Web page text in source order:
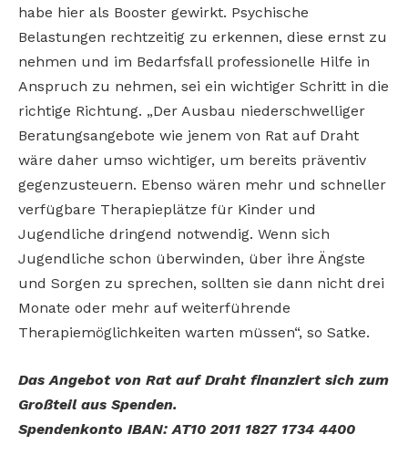
habe hier als Booster gewirkt. Psychische
Belastungen rechtzeitig zu erkennen, diese ernst zu
nehmen und im Bedarfsfall professionelle Hilfe in
Anspruch zu nehmen, sei ein wichtiger Schritt in die
richtige Richtung. „Der Ausbau niederschwelliger
Beratungsangebote wie jenem von Rat auf Draht
wäre daher umso wichtiger, um bereits präventiv
gegenzusteuern. Ebenso wären mehr und schneller
verfügbare Therapieplätze für Kinder und
Jugendliche dringend notwendig. Wenn sich
Jugendliche schon überwinden, über ihre Ängste
und Sorgen zu sprechen, sollten sie dann nicht drei
Monate oder mehr auf weiterführende
Therapiemöglichkeiten warten müssen“, so Satke.
Das Angebot von Rat auf Draht finanziert sich zum
Großteil aus Spenden.
Spendenkonto IBAN: AT10 2011 1827 1734 4400